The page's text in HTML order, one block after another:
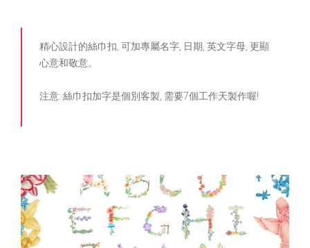
精心設計的絲巾扣, 可加專屬名字, 日期, 英文字母, 更顯
心意和敬意。
注意: 絲巾扣加字是個別客製, 需要7個工作天製作喔!